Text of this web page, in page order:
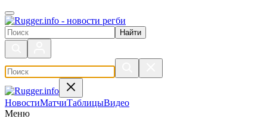
Поиск по сайту
НовостиМатчиТаблицыВидео
Меню